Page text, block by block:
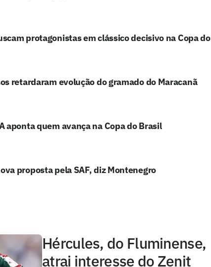
protagonistas em clássico decisivo na Copa do
retardaram evolução do gramado do Maracanã
aponta quem avança na Copa do Brasil
proposta pela SAF, diz Montenegro
Hércules, do Fluminense,
atrai interesse do Zenit